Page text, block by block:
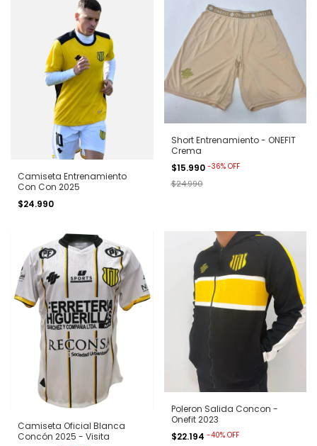
Camiseta Entrenamiento
Con Con 2025
$24.990
Short Entrenamiento - ONEFIT
Crema
$15.990 -36% OFF
$24.990
Camiseta Oficial Blanca
Concón 2025 - Visita
Poleron Salida Concon -
Onefit 2023
$22.194 -40% OFF